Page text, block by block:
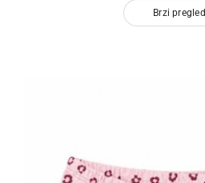
Brzi pregled